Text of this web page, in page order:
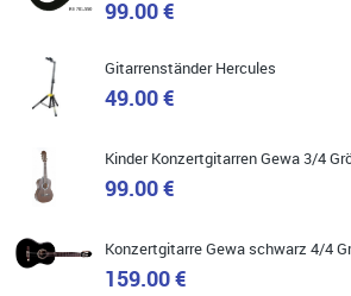
Quelle: Google-Rezension
Ich war auf der Suche nach einem neuen Keyboard
und bin begeistert: ich bin super beraten worden,
aktuell natürlich nur telefonisch. Nachdem die
99.00 €
Gitarrenständer Hercules
49.00 €
99.00 €
159.00 €